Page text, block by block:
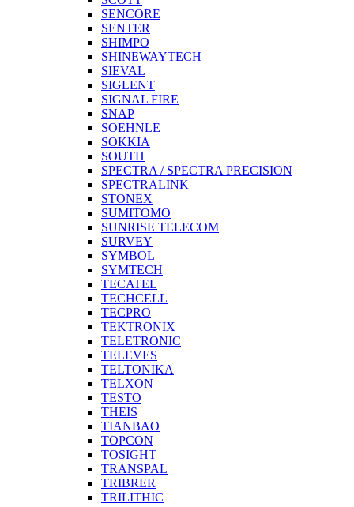
SENCORE
SENTER
SHIMPO
SHINEWAYTECH
SIEVAL
SIGLENT
SIGNAL FIRE
SNAP
SOEHNLE
SOKKIA
SOUTH
SPECTRA / SPECTRA PRECISION
SPECTRALINK
STONEX
SUMITOMO
SUNRISE TELECOM
SURVEY
SYMBOL
SYMTECH
TECATEL
TECHCELL
TECPRO
TEKTRONIX
TELETRONIC
TELEVES
TELTONIKA
TELXON
TESTO
THEIS
TIANBAO
TOPCON
TOSIGHT
TRANSPAL
TRIBRER
TRILITHIC